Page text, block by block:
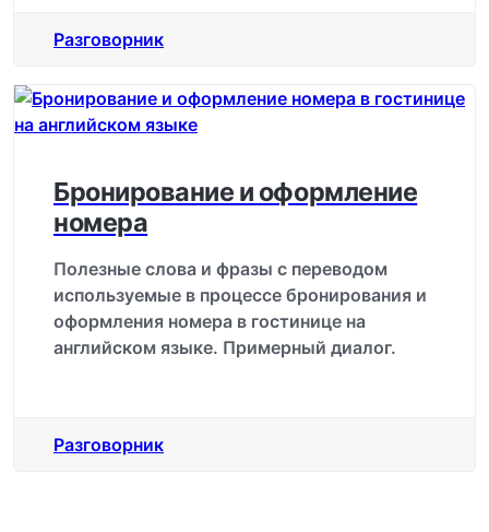
Разговорник
Бронирование и оформление
номера
Полезные слова и фразы с переводом
используемые в процессе бронирования и
оформления номера в гостинице на
английском языке. Примерный диалог.
Разговорник